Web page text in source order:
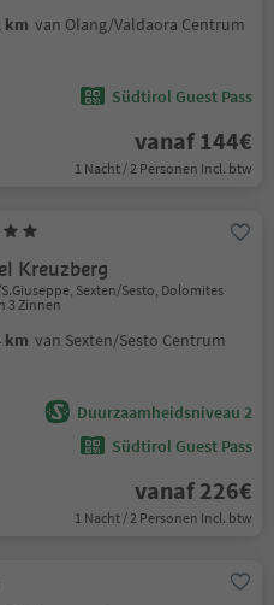
km van Olang/Valdaora Centrum
Südtirol Guest Pass
vanaf 144€
1 Nacht / 2 Personen Incl. btw
Kreuzberg
Sexten/Sesto, Dolomites
3 Zinnen
km van Sexten/Sesto Centrum
Duurzaamheidsniveau 2
Südtirol Guest Pass
vanaf 226€
1 Nacht / 2 Personen Incl. btw